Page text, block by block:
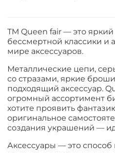
ТМ Queen fair — это
бессмертной классики и
мире аксессуаров.
Металлические цепи,
со стразами, яркие
подходящий аксессуар.
огромный ассортимент
хотите проявить
оригинальное
создания украшений —
Аксессуары — это способ